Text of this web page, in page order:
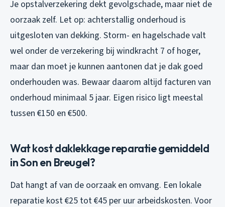
Je opstalverzekering dekt gevolgschade, maar niet de
oorzaak zelf. Let op: achterstallig onderhoud is
uitgesloten van dekking. Storm- en hagelschade valt
wel onder de verzekering bij windkracht 7 of hoger,
maar dan moet je kunnen aantonen dat je dak goed
onderhouden was. Bewaar daarom altijd facturen van
onderhoud minimaal 5 jaar. Eigen risico ligt meestal
tussen €150 en €500.
Wat kost daklekkage reparatie gemiddeld
in Son en Breugel?
Dat hangt af van de oorzaak en omvang. Een lokale
reparatie kost €25 tot €45 per uur arbeidskosten. Voor